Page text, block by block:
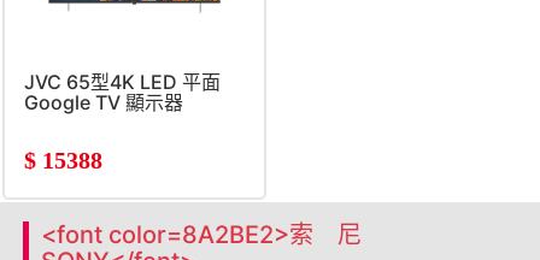
JVC 65型4K LED 平面
Google TV 顯示器
$ 15388
<font color=8A2BE2>索 尼